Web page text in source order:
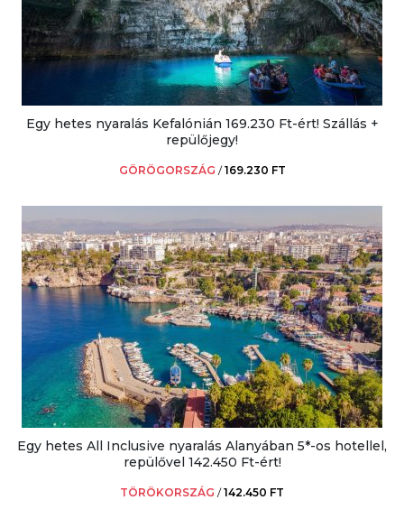
Egy hetes nyaralás Kefalónián 169.230 Ft-ért! Szállás +
repülőjegy!
GÖRÖGORSZÁG /169.230 FT
Egy hetes All Inclusive nyaralás Alanyában 5*-os hotellel,
repülővel 142.450 Ft-ért!
TÖRÖKORSZÁG /142.450 FT